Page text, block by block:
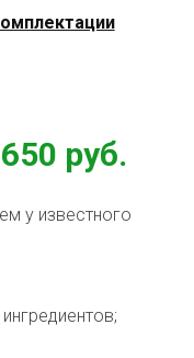
руб.
у известного